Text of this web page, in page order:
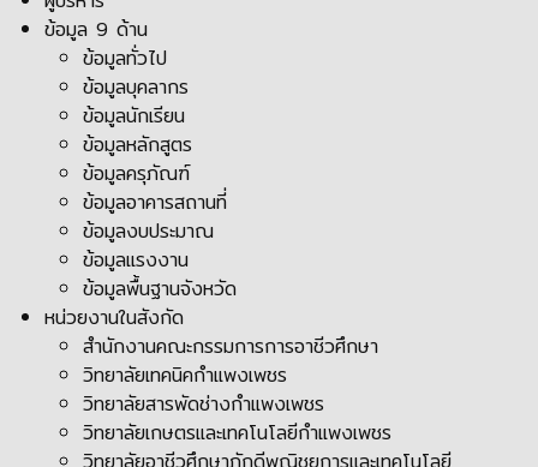
ข้อมูล 9 ด้าน
ข้อมูลทั่วไป
ข้อมูลบุคลากร
ข้อมูลนักเรียน
ข้อมูลหลักสูตร
ข้อมูลครุภัณฑ์
ข้อมูลอาคารสถานที่
ข้อมูลงบประมาณ
ข้อมูลแรงงาน
ข้อมูลพื้นฐานจังหวัด
หน่วยงานในสังกัด
สำนักงานคณะกรรมการการอาชีวศึกษา
วิทยาลัยเทคนิคกำแพงเพชร
วิทยาลัยสารพัดช่างกำแพงเพชร
วิทยาลัยเกษตรและเทคโนโลยีกำแพงเพชร